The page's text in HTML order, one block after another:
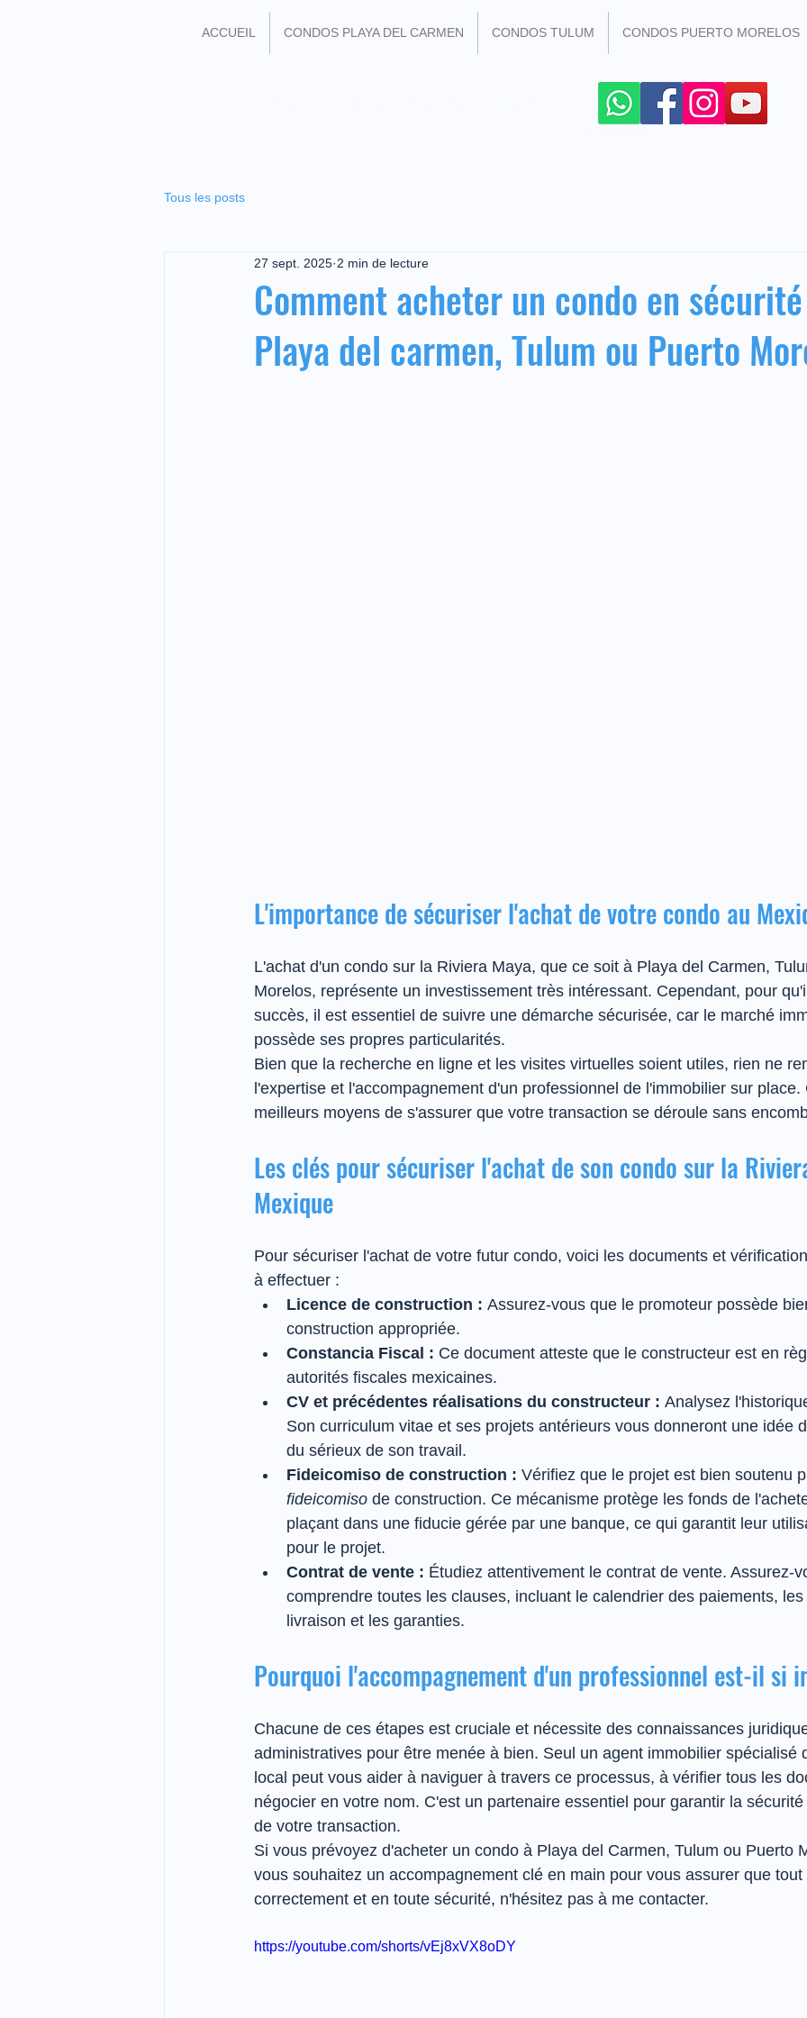
ACCUEIL CONDOS PLAYA DEL CARMEN CONDOS TULUM CONDOS PUERTO MORELOS
Tous les posts
Comment acheter un condo en
Playa del carmen, Tulum ou Puerto
27 sept. 2025 2 min de lecture
L'importance de sécuriser l'achat de votre condo au
L'achat d'un condo sur la Riviera Maya, que ce soit à Playa del Carmen,
Morelos, représente un investissement très intéressant. Cependant, pour
succès, il est essentiel de suivre une démarche sécurisée, car le marché
possède ses propres particularités.
Bien que la recherche en ligne et les visites virtuelles soient utiles, rien ne
l'expertise et l'accompagnement d'un professionnel de l'immobilier sur
meilleurs moyens de s'assurer que votre transaction se déroule sans
Les clés pour sécuriser l'achat de son condo sur la
Mexique
Pour sécuriser l'achat de votre futur condo, voici les documents et
à effectuer :
Licence de construction : Assurez-vous que le promoteur possède
construction appropriée.
Constancia Fiscal : Ce document atteste que le constructeur est en
autorités fiscales mexicaines.
CV et précédentes réalisations du constructeur : Analysez
Son curriculum vitae et ses projets antérieurs vous donneront une idée
du sérieux de son travail.
Fideicomiso de construction : Vérifiez que le projet est bien soutenu
fideicomiso de construction. Ce mécanisme protège les fonds de
plaçant dans une fiducie gérée par une banque, ce qui garantit leur
pour le projet.
Contrat de vente : Étudiez attentivement le contrat de vente. Assurez-
comprendre toutes les clauses, incluant le calendrier des paiements,
livraison et les garanties.
Pourquoi l'accompagnement d'un professionnel est-il si
Chacune de ces étapes est cruciale et nécessite des connaissances
administratives pour être menée à bien. Seul un agent immobilier spécialisé
local peut vous aider à naviguer à travers ce processus, à vérifier tous les
négocier en votre nom. C'est un partenaire essentiel pour garantir la
de votre transaction.
Si vous prévoyez d'acheter un condo à Playa del Carmen, Tulum ou Puerto
vous souhaitez un accompagnement clé en main pour vous assurer que
correctement et en toute sécurité, n'hésitez pas à me contacter.
https://youtube.com/shorts/vEj8xVX8oDY